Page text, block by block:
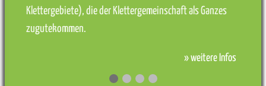
Klettergebiete), die der Klettergemeinschaft als Ganzes
zugutekommen.
» weitere Infos